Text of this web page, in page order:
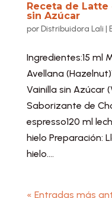
Receta de
sin Azúcar
porDistribuidora Lali |
Ingredientes:15 ml
Avellana
Vainilla sin Azúcar
Saborizante de
espresso120 ml
hielo Preparación:
hielo....
« Entradas más